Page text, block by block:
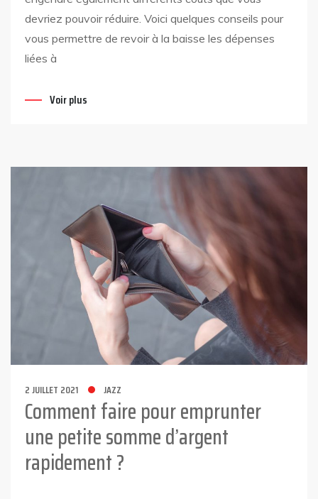
devriez pouvoir réduire. Voici quelques conseils pour
vous permettre de revoir à la baisse les dépenses
liées à
Voir plus
2 JUILLET 2021 JAZZ
Comment faire pour emprunter
une petite somme d’argent
rapidement ?